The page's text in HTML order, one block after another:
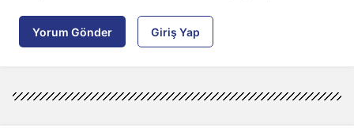
Yorum Gönder Giriş Yap